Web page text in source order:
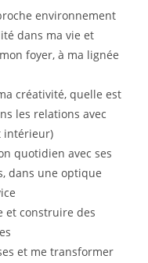
environnement
dans ma vie et
foyer, à ma lignée
créativité, quelle est
les relations avec
intérieur)
quotidien avec ses
dans une optique
et construire des
et me transformer